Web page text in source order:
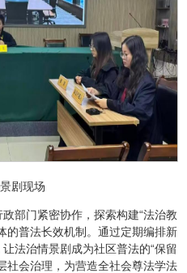
剧现场
部门紧密协作，探索构建“法治教
的普法长效机制。通过定期编排新
法治情景剧成为社区普法的“保留
社会治理，为营造全社会尊法学法